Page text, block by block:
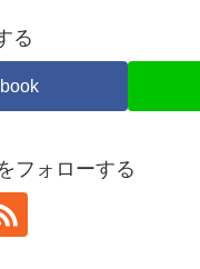
る
フォローする